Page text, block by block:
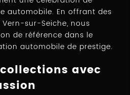
automobile. En offrant des
sur-Seiche, nous
de référence dans le
automobile de prestige.
avec